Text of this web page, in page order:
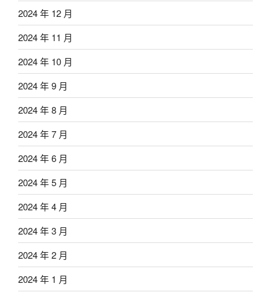
2024 年 12 月
2024 年 11 月
2024 年 10 月
2024 年 9 月
2024 年 8 月
2024 年 7 月
2024 年 6 月
2024 年 5 月
2024 年 4 月
2024 年 3 月
2024 年 2 月
2024 年 1 月